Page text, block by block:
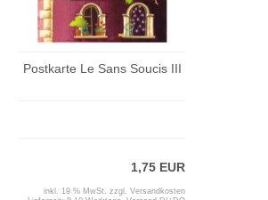
Postkarte Le Sans Soucis III
1,75 EUR
inkl. 19 % MwSt. zzgl. Versandkosten